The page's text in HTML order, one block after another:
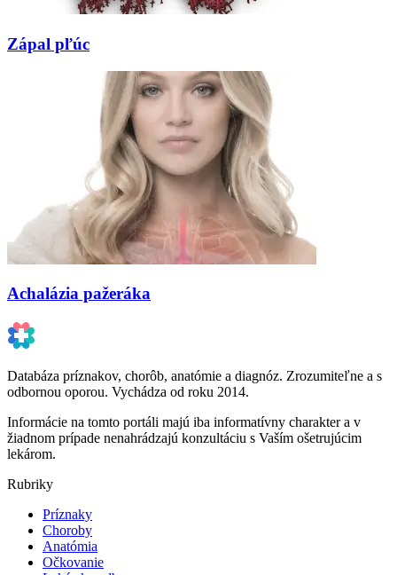
Zápal pľúc
Achalázia pažeráka
Databáza príznakov, chorôb, anatómie a diagnóz. Zrozumiteľne a s
odbornou oporou. Vychádza od roku 2014.
Informácie na tomto portáli majú iba informatívny charakter a v
žiadnom prípade nenahrádzajú konzultáciu s Vaším ošetrujúcim
lekárom.
Rubriky
Príznaky
Choroby
Anatómia
Očkovanie